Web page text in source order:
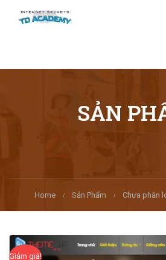
SẢN
Home Sản Phẩm Chưa phân
Giảm giá!